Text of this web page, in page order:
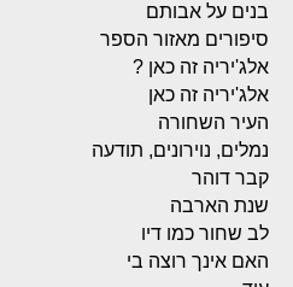
בנים על אבותם
סיפורים מאזור הספר
אלג'יריה זה כאן ?
אלג'יריה זה כאן
העיר השחורה
נמלים, נוירונים, תודעה
קבר דוהר
שנת הארבה
לב שחור כמו דיו
האם אינך רוצה בי